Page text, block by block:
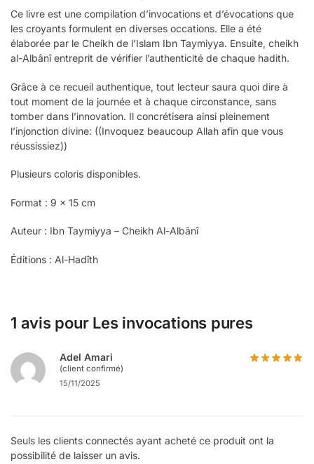
Ce livre est une compilation d’invocations et d’évocations que
les croyants formulent en diverses occations. Elle a été
élaborée par le Cheikh de l’Islam Ibn Taymiyya. Ensuite, cheikh
al-Albânî entreprit de vérifier l’authenticité de chaque hadith.
Grâce à ce recueil authentique, tout lecteur saura quoi dire à
tout moment de la journée et à chaque circonstance, sans
tomber dans l’innovation. Il concrétisera ainsi pleinement
l’injonction divine: ((Invoquez beaucoup Allah afin que vous
réussissiez))
Plusieurs coloris disponibles.
Format : 9 x 15 cm
Auteur : Ibn Taymiyya – Cheikh Al-Albânî
Éditions : Al-Hadîth
1 avis pour Les invocations pures
Adel Amari
(client confirmé)
15/11/2025
Seuls les clients connectés ayant acheté ce produit ont la
possibilité de laisser un avis.